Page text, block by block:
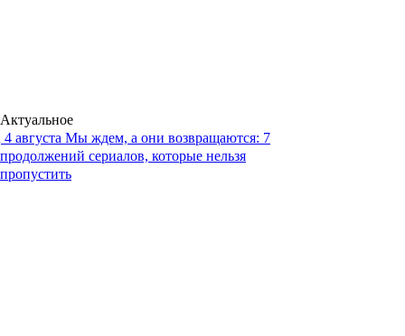
Актуальное
4 августа Мы ждем, а они возвращаются: 7
продолжений сериалов, которые нельзя
пропустить